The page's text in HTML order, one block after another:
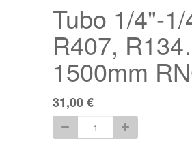
Tubo 1/4"-
R407,
1500mm
31,00€